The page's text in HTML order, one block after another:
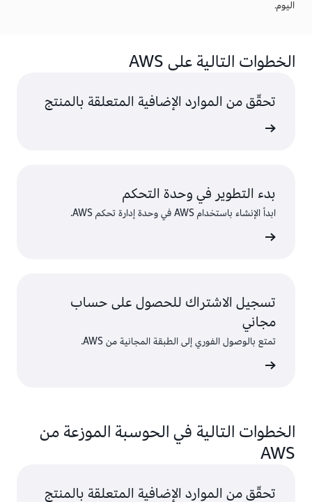
اليوم.
الخطوات التالية على AWS
تحقّق من الموارد الإضافية المتعلقة بالمنتج
بدء التطوير في وحدة التحكم
ابدأ الإنشاء باستخدام AWS في وحدة إدارة تحكم AWS.
تسجيل الاشتراك للحصول على حساب
مجاني
تمتع بالوصول الفوري إلى الطبقة المجانية من AWS.
الخطوات التالية في الحوسبة الموزعة من
AWS
تحقّق من الموارد الإضافية المتعلقة بالمنتج